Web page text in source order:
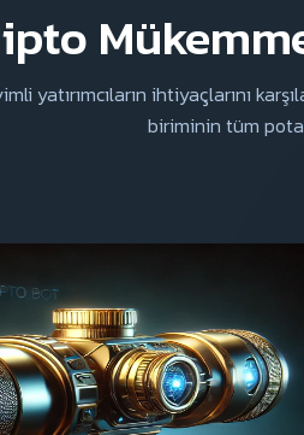
yatırımcıların ihtiyaçlarını
biriminin tüm